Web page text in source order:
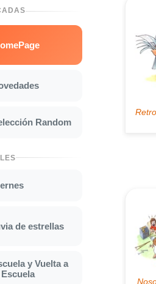
Random
de estrellas
y Vuelta a
Escuela